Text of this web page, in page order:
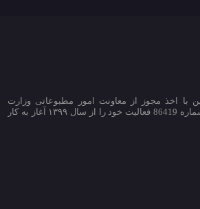
با اخذ مجوز از معاونت امور مطبوعاتی وزارت
فرهنگ و ارشاد اسلامی به شماره 86419 فعالیت خود را از سال ۱۳۹۹ آغاز به کار